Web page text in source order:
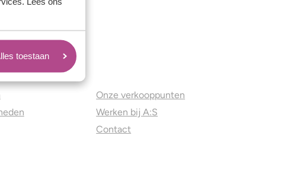
toestaan
Onze verkooppunten
Werken bij A:S
Contact